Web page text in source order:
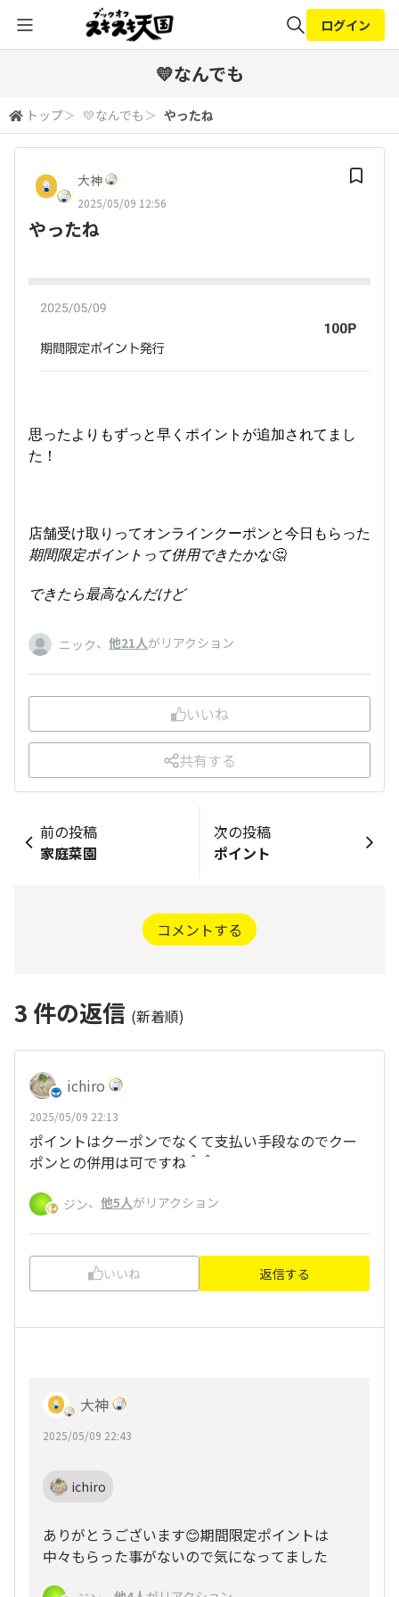
検索
ログイン
💛なんでも
トップ＞ 💛なんでも ＞ やったね
大神
2025/05/09 12:56
やったね
思ったよりもずっと早くポイントが追加されてまし
た！
店舗受け取りってオンラインクーポンと今日もらった
期間限定ポイントって併用できたかな🤔
できたら最高なんだけど
ニック、 他21人がリアクション
いいね
共有する
前の投稿
家庭菜園
次の投稿
ポイント
コメントする
3 件の返信 (新着順)
ichiro
2025/05/09 22:13
ポイントはクーポンでなくて支払い手段なのでクー
ポンとの併用は可ですね＾＾
ジン、 他5人がリアクション
いいね 返信する
大神
2025/05/09 22:43
ichiro
ありがとうございます😊期間限定ポイントは
中々もらった事がないので気になってました